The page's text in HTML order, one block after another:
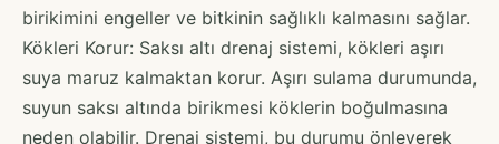
birikimini engeller ve bitkinin sağlıklı kalmasını sağlar.
Kökleri Korur: Saksı altı drenaj sistemi, kökleri aşırı
suya maruz kalmaktan korur. Aşırı sulama durumunda,
suyun saksı altında birikmesi köklerin boğulmasına
neden olabilir. Drenaj sistemi, bu durumu önleyerek